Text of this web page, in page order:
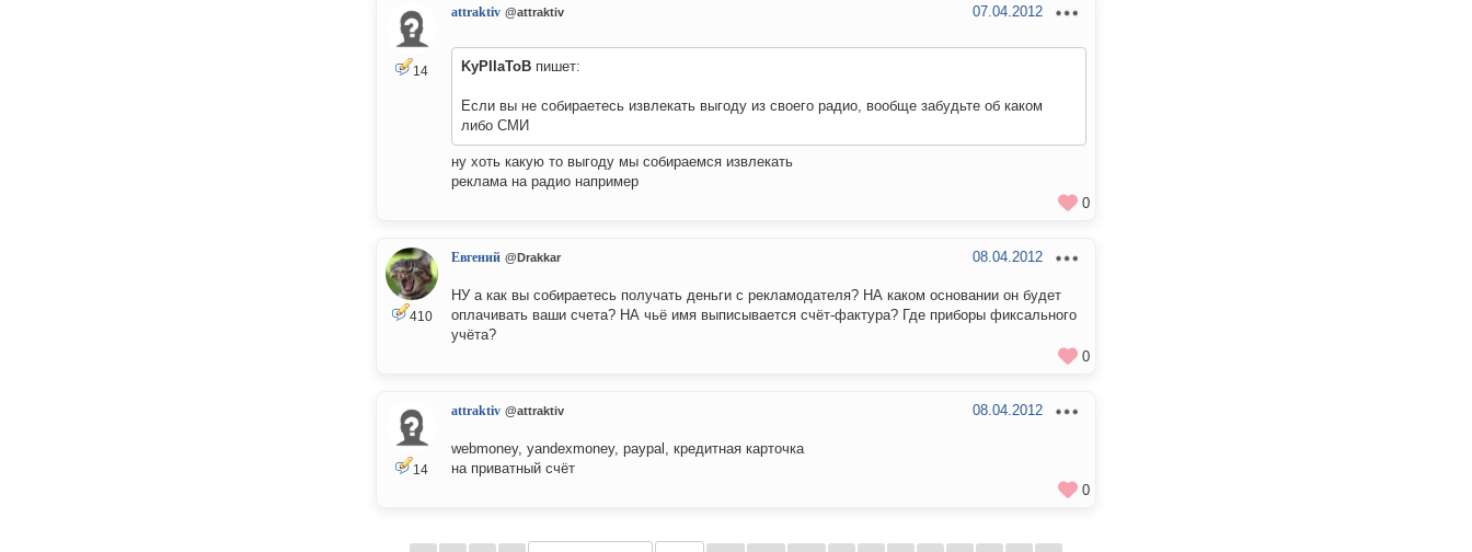
14
attraktiv @attraktiv 07.04.2012
KyPIIaToB пишет:
Если вы не собираетесь извлекать выгоду из своего радио, вообще забудьте об каком
либо СМИ
ну хоть какую то выгоду мы собираемся извлекать
реклама на радио например
0
410
Евгений @Drakkar 08.04.2012
НУ а как вы собираетесь получать деньги с рекламодателя? НА каком основании он будет
оплачивать ваши счета? НА чьё имя выписывается счёт-фактура? Где приборы фиксального
учёта?
0
14
attraktiv @attraktiv 08.04.2012
webmoney, yandexmoney, paypal, кредитная карточка
на приватный счёт
0